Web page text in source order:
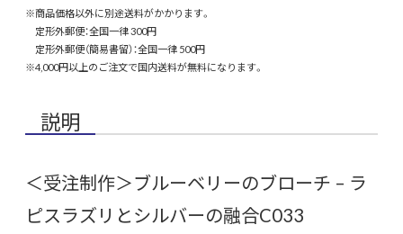
※商品価格以外に別途送料がかかります。
定形外郵便：全国一律 300円
定形外郵便（簡易書留）：全国一律 500円
※4,000円以上のご注文で国内送料が無料になります。
説明
＜受注制作＞ブルーベリーのブローチ – ラ
ピスラズリとシルバーの融合C033